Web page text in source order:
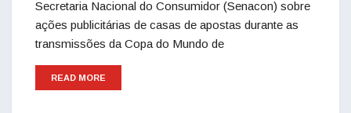
Secretaria Nacional do Consumidor (Senacon) sobre
ações publicitárias de casas de apostas durante as
transmissões da Copa do Mundo de
READ MORE